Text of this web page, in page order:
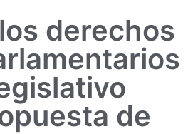
derechos
de